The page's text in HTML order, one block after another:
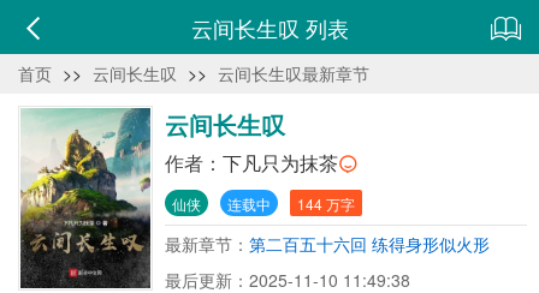
云间长生叹 列表
首页 >> 云间长生叹 >> 云间长生叹最新章节
云间长生叹
作者： 下凡只为抹茶
仙侠 连载中 144 万字
最新章节： 第二百五十六回 练得身形似火形
最后更新：2025-11-10 11:49:38